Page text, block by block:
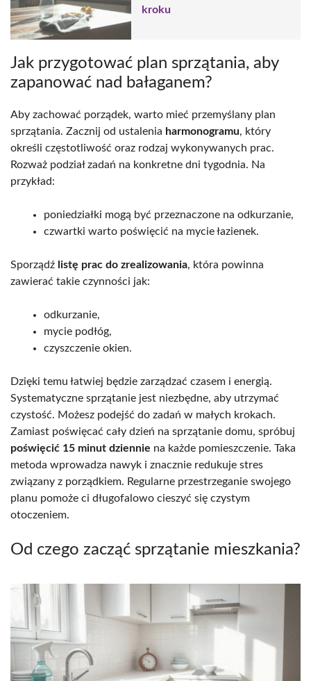
kroku
Jak przygotować plan sprzątania, aby
zapanować nad bałaganem?
Aby zachować porządek, warto mieć przemyślany plan
sprzątania. Zacznij od ustalenia harmonogramu, który
określi częstotliwość oraz rodzaj wykonywanych prac.
Rozważ podział zadań na konkretne dni tygodnia. Na
przykład:
poniedziałki mogą być przeznaczone na odkurzanie,
czwartki warto poświęcić na mycie łazienek.
Sporządź listę prac do zrealizowania, która powinna
zawierać takie czynności jak:
odkurzanie,
mycie podłóg,
czyszczenie okien.
Dzięki temu łatwiej będzie zarządzać czasem i energią.
Systematyczne sprzątanie jest niezbędne, aby utrzymać
czystość. Możesz podejść do zadań w małych krokach.
Zamiast poświęcać cały dzień na sprzątanie domu, spróbuj
poświęcić 15 minut dziennie na każde pomieszczenie. Taka
metoda wprowadza nawyk i znacznie redukuje stres
związany z porządkiem. Regularne przestrzeganie swojego
planu pomoże ci długofalowo cieszyć się czystym
otoczeniem.
Od czego zacząć sprzątanie mieszkania?